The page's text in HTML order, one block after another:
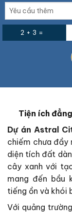
2 + 3 =
Tiện ích
Dự án Astral
chiếm chưa đầy
diện tích đất
cây xanh với
mang đến bầu
tiếng ồn và khói
Với quảng